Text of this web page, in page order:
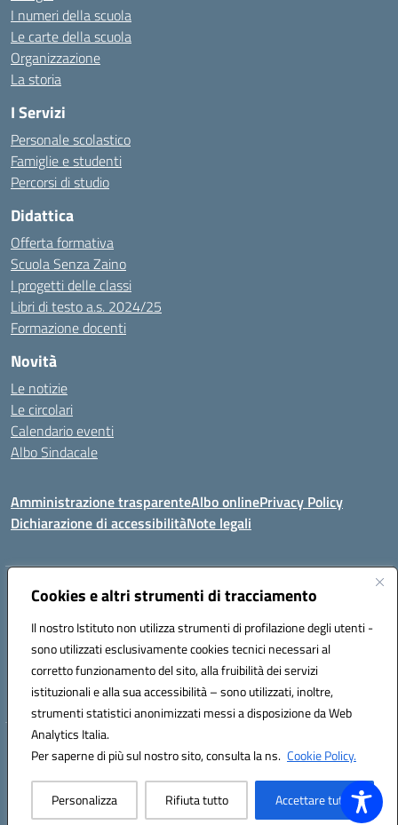
Cookies e altri strumenti di tracciamento
Il nostro Istituto non utilizza strumenti di profilazione degli utenti -
sono utilizzati esclusivamente cookies tecnici necessari al
corretto funzionamento del sito, alla fruibilità dei servizi
istituzionali e alla sua accessibilità – sono utilizzati, inoltre,
strumenti statistici anonimizzati messi a disposizione da Web
Analytics Italia.
Per saperne di più sul nostro sito, consulta la ns. Cookie Policy.
Personalizza Rifiuta tutto Accettare tutto
I numeri della scuola
Le carte della scuola
Organizzazione
La storia
I Servizi
Personale scolastico
Famiglie e studenti
Percorsi di studio
Didattica
Offerta formativa
Scuola Senza Zaino
I progetti delle classi
Libri di testo a.s. 2024/25
Formazione docenti
Novità
Le notizie
Le circolari
Calendario eventi
Albo Sindacale
Amministrazione trasparenteAlbo onlinePrivacy Policy
Dichiarazione di accessibilitàNote legali
Indirizzo:Via Felice Cavallotti, 15 -84020 - Oliveto Citra
Posta elettronica certificata (PEC):saic81300d@pec.istruzione.it
Codice fiscale: 82005110653
Codice meccanografico: SAIC81300D
Hosting & Powered by 3D Solution S.r.l.
Concept & Design by Designers Italia